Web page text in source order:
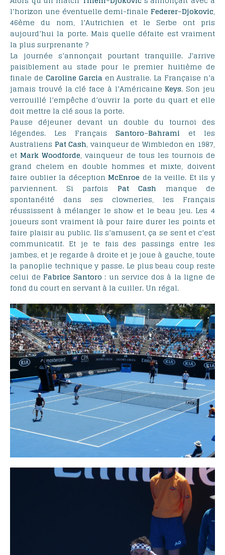
l’horizon une éventuelle demi-finale Federer–Djokovic,
46ème du nom, l’Autrichien et le Serbe ont pris
aujourd’hui la porte. Mais quelle défaite est vraiment
la plus surprenante ?
La journée s’annonçait pourtant tranquille. J’arrive
paisiblement au stade pour le premier huitième de
finale de Caroline Garcia en Australie. La Française n’a
jamais trouvé la clé face à l’AméricaineKeys. Son jeu
verrouillé l’empêche d’ouvrir la porte du quart et elle
doit mettre la clé sous la porte.
Pause déjeuner devant un double du tournoi des
légendes. Les Français Santoro–Bahrami et les
Australiens PatCash, vainqueur de Wimbledon en 1987,
etMark Woodforde, vainqueur de tous les tournois de
grand chelem en double hommes et mixte, doivent
faire oublier la déceptionMcEnroe de la veille. Et ils y
parviennent. Si parfois Pat Cash manque de
spontanéité dans ses clowneries, les Français
réussissent à mélanger le show et le beau jeu. Les 4
joueurs sont vraiment là pour faire durer les points et
faire plaisir au public. Ils s’amusent, ça se sent et c’est
communicatif. Et je te fais des passings entre les
jambes, et je regarde à droite et je joue à gauche, toute
la panoplie technique y passe. Le plus beau coup reste
celui deFabrice Santoro : un service dos à la ligne de
fond du court en servant à la cuiller. Un régal.